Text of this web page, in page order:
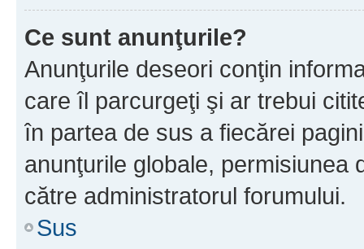
Ce sunt anunţurile?
Anunţurile deseori conţin
care îl parcurgeţi şi ar trebui
în partea de sus a fiecărei
anunţurile globale, permisiunea
către administratorul forumului.
Sus